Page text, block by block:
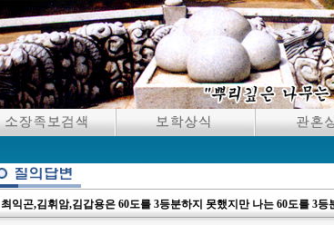
최익곤,김휘암,김갑용은 60도를 3등분하지 못했지만 나는 60도를 3등